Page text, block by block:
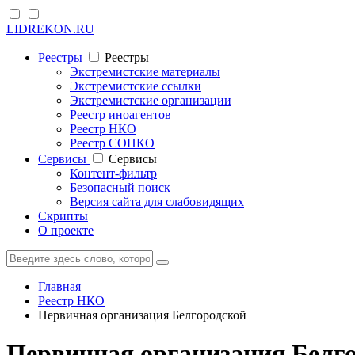
LIDREKON.RU
Реестры
Реестры
Экстремистские материалы
Экстремистские ссылки
Экстремистские организации
Реестр иноагентов
Реестр НКО
Реестр СОНКО
Cервисы
Cервисы
Контент-фильтр
Безопасный поиск
Версия сайта для слабовидящих
Скрипты
О проекте
Главная
Реестр НКО
Первичная организация Белгородской